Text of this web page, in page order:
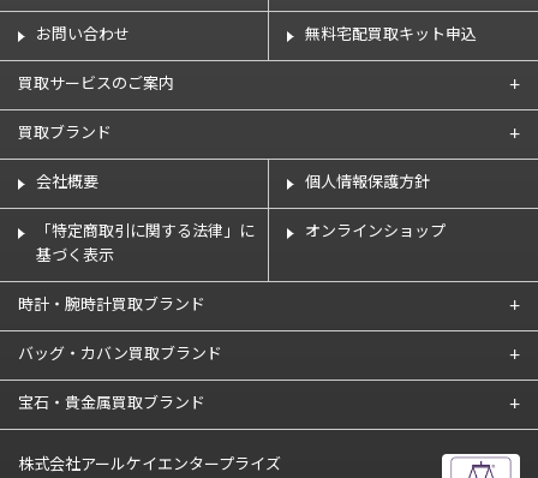
お問い合わせ 無料宅配買取キット申込
買取サービスのご案内
買取ブランド
会社概要 個人情報保護方針
「特定商取引に関する法律」に
基づく表示
オンラインショップ
時計・腕時計買取ブランド
バッグ・カバン買取ブランド
宝石・貴金属買取ブランド
株式会社アールケイエンタープライズ